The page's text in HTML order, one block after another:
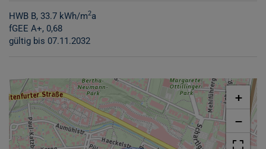
HWB B, 33.7 kWh/m2a
fGEE A+, 0,68
gültig bis 07.11.2032
+
−